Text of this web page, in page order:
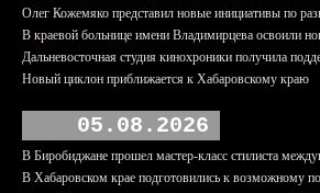
Олег Кожемяко представил новые инициативы по
В краевой больнице имени Владимирцева освоили
Дальневосточная студия кинохроники получила
Новый циклон приближается к Хабаровскому краю
05.08.2026
В Биробиджане прошел мастер-класс стилиста
В Хабаровском крае подготовились к возможному